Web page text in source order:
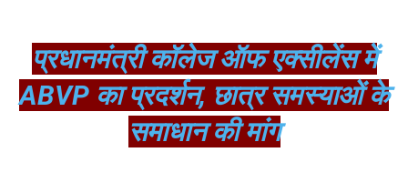
प्रधानमंत्री कॉलेज ऑफ एक्सीलेंस में
ABVP का प्रदर्शन, छात्र समस्याओं के
समाधान की मांग